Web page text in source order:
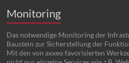
Monitoring
Das notwendige Monitoring der
Baustein zur Sicherstellung der
Mit den von axxeo favorisierten